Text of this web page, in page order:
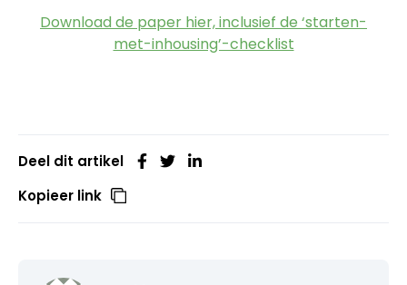
Download de paper hier, inclusief de ‘starten-
met-inhousing’-checklist
Deel dit artikel
Kopieer link